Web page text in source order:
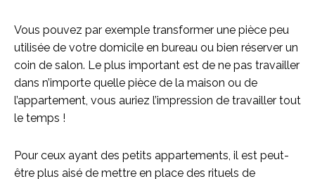
Vous pouvez par exemple transformer une pièce peu
utilisée de votre domicile en bureau ou bien réserver un
coin de salon. Le plus important est de ne pas travailler
dans n’importe quelle pièce de la maison ou de
l’appartement, vous auriez l’impression de travailler tout
le temps !
Pour ceux ayant des petits appartements, il est peut-
être plus aisé de mettre en place des rituels de